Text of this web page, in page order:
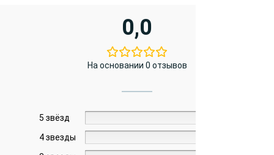
0,0
На основании 0 отзывов
5 звёзд
4 звезды